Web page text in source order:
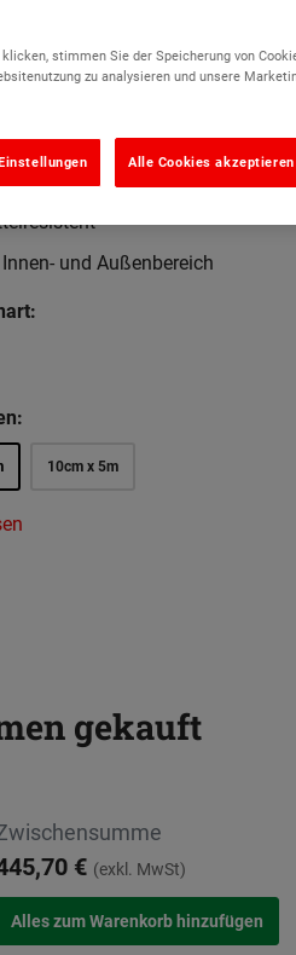
einfache Linienmarkierungen
Innen- und Außenbereich
10cm x 5m
gekauft
€ (exkl. MwSt)
stimmen Sie der Speicherung von
zu analysieren und unsere
Alle Cookies akzeptieren